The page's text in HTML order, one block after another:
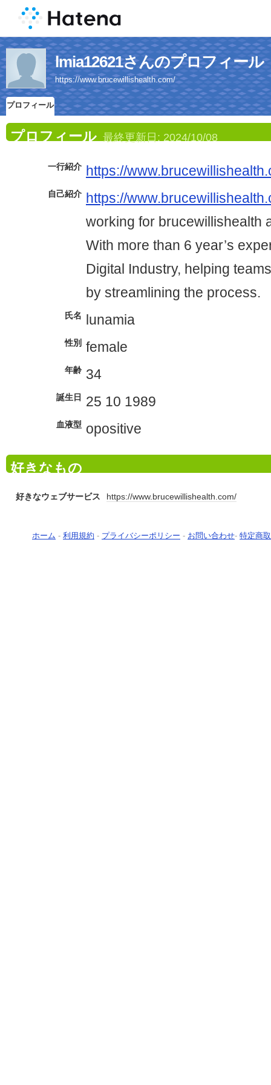
lmia12621さんのプロフィール
https://www.brucewillishealth.com/
プロフィール
プロフィール 最終更新日: 2024/10/08
一行紹介 https://
自己紹介
https://
working for brucewillishealth
With more than 6 year’s
Digital Industry, helping
by streamlining the process.
氏名 lunamia
性別 female
年齢 34
誕生日 25 10 1989
血液型 opositive
好きなもの
好きなウェブサービス https://www.brucewillishealth.com/
ホーム - 利用規約 - プライバシーポリシー - お問い合わせ- 特定商